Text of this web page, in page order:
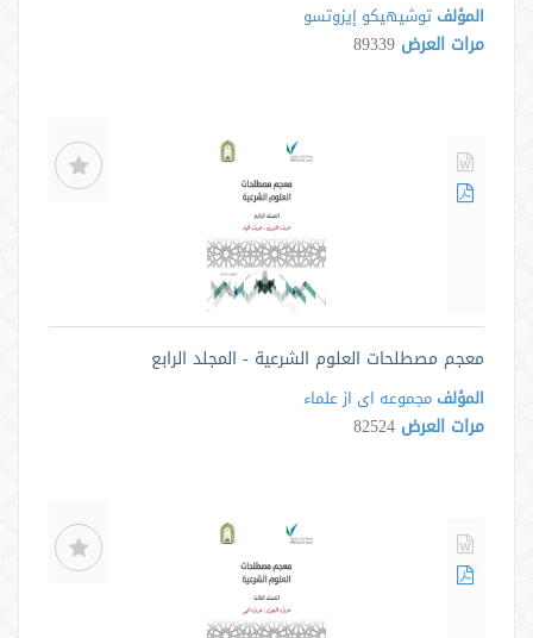
المؤلف توشیهیکو إیزوتسو
مرات العرض 89339
معجم مصطلحات العلوم الشرعية - المجلد الرابع
المؤلف مجموعه ای از علماء
مرات العرض 82524